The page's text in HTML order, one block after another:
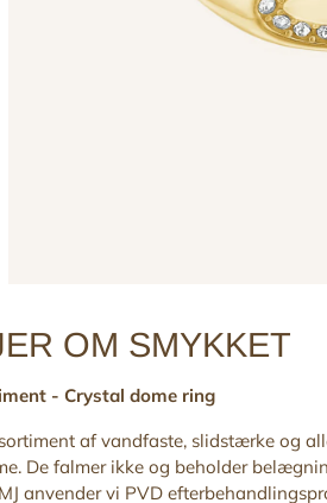
OM SMYKKET
- Crystal dome ring
af vandfaste, slidstærke og
De falmer ikke og beholder
anvender vi PVD